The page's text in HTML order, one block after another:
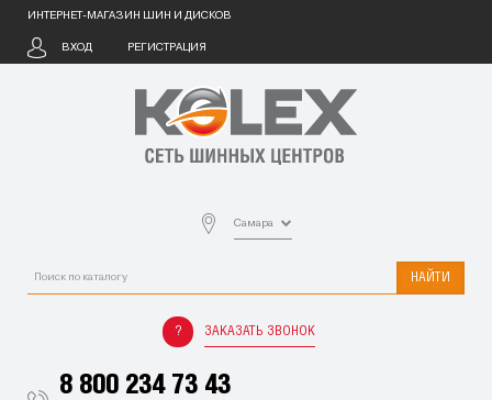
ИНТЕРНЕТ-МАГАЗИН ШИН И ДИСКОВ
ВХОД РЕГИСТРАЦИЯ
Самара
НАЙТИ
ЗАКАЗАТЬ ЗВОНОК
8 800 234 73 43